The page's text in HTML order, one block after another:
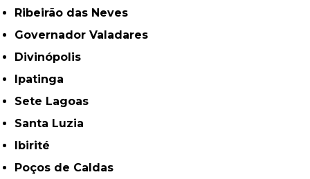
Ribeirão das Neves
Governador Valadares
Divinópolis
Ipatinga
Sete Lagoas
Santa Luzia
Ibirité
Poços de Caldas